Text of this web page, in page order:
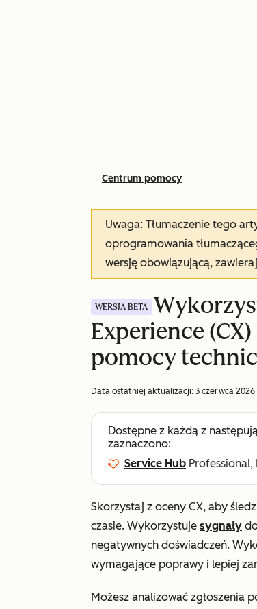
Centrum pomocy
Uwaga: Tłumaczenie tego
oprogramowania
wersję obowiązującą,
WERSJA BETA
Experience
pomocy
Data ostatniej aktualizacji: 3 czerwca 2026
Dostępne z każdą z
zaznaczono:
Service Hub Professional,
Skorzystaj z oceny CX, aby
czasie. Wykorzystuje sygnały
negatywnych doświadczeń.
wymagające poprawy i lepiej
Możesz analizować zgłoszenia